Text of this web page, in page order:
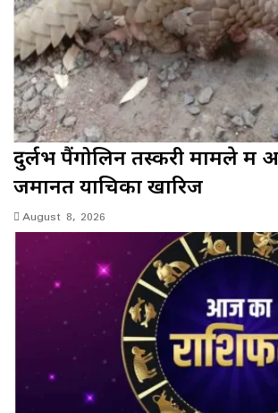
दुर्लभ पैंगोलिन तस्करी मामले में
जमानत याचिका खारिज
August 8, 2026